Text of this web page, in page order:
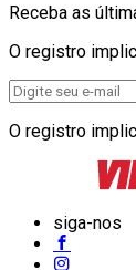
Receba as
O registro
O registro
siga-nos